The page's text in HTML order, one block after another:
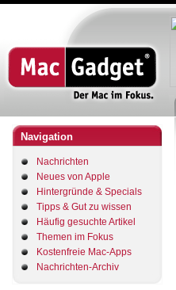
Navigation
Nachrichten
Neues von Apple
Hintergründe & Specials
Tipps & Gut zu wissen
Häufig gesuchte Artikel
Themen im Fokus
Kostenfreie Mac-Apps
Nachrichten-Archiv